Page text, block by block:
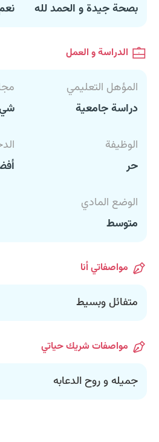
بصحة جيدة و الحمد لله
الدراسة و العمل
المؤهل التعليمي
دراسة جامعية
الوظيفة
حر
الوضع المادي
متوسط
مواصفاتي أنا
متفائل وبسيط
مواصفات شريك حياتي
جميله و روح الدعابه